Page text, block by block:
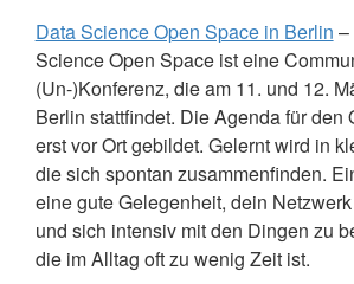
Data Science Open Space in Berlin –
Science Open Space ist eine
(Un-)Konferenz, die am 11. und 12.
Berlin stattfindet. Die Agenda für den
erst vor Ort gebildet. Gelernt wird in
die sich spontan zusammenfinden.
eine gute Gelegenheit, dein
und sich intensiv mit den Dingen zu
die im Alltag oft zu wenig Zeit ist.